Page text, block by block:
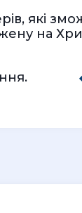
які
на